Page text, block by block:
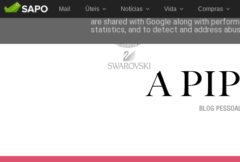
Mail Úteis Notícias Vida Compras
This site uses cookies from Google to
are shared with Google along with
statistics, and to detect and address